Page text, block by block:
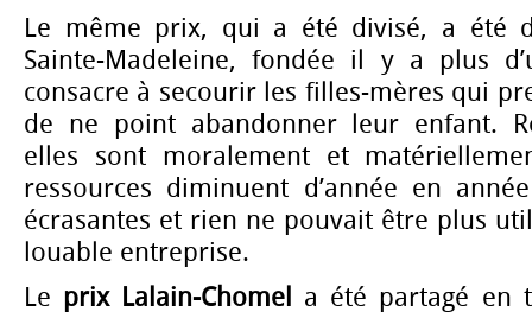
Le même prix, qui a été divisé, a été
Sainte-Madeleine, fondée il y a plus
consacre à secourir les filles-mères qui
de ne point abandonner leur enfant.
elles sont moralement et
ressources diminuent d’année en
écrasantes et rien ne pouvait être plus
louable entreprise.
Le prix Lalain-Chomel
a été partagé en